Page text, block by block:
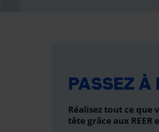
PASSEZ À
Réalisez tout ce que
tête grâce aux REER